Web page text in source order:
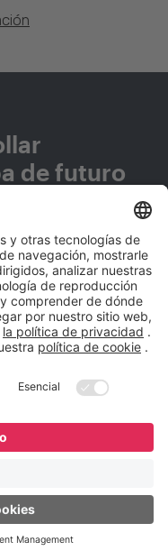
de futuro
en